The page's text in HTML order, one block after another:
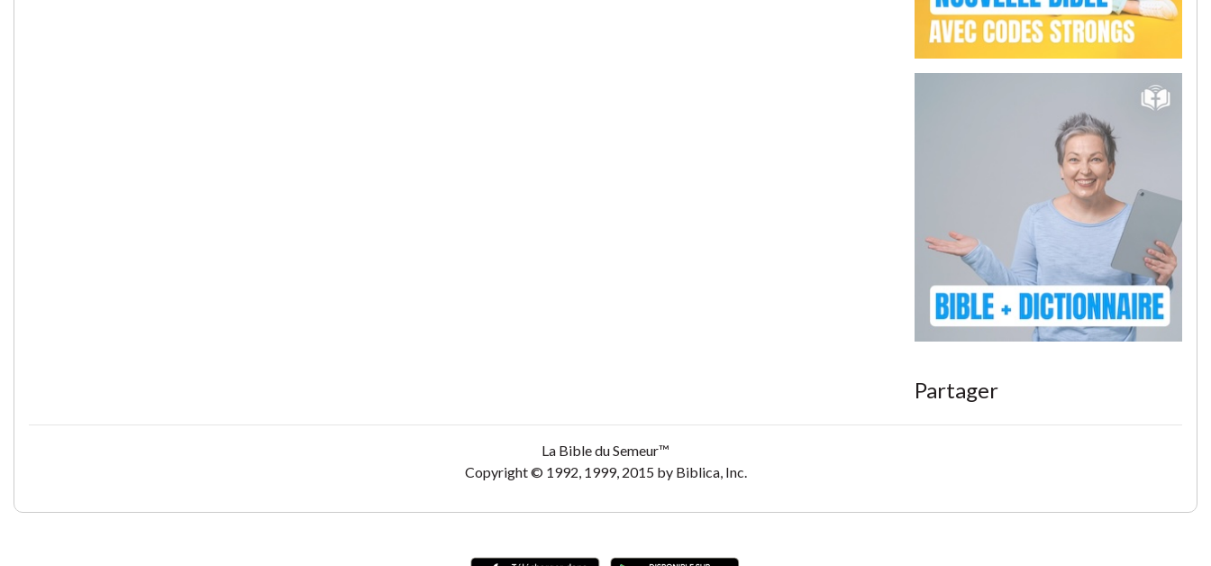
Partager
La Bible du Semeur™
Copyright © 1992, 1999, 2015 by Biblica, Inc.